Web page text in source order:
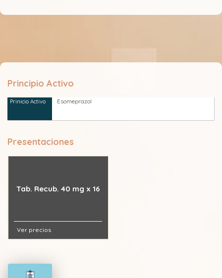
Principio Activo
Esomeprazol
Presentaciones
Tab. Recub. 40 mg x 16
Ver precios